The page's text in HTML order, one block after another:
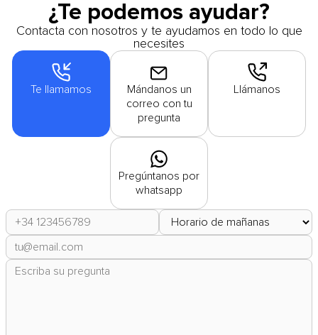
¿Te podemos ayudar?
Contacta con nosotros y te ayudamos en todo lo que
necesites
Te llamamos
Mándanos un
correo con tu
pregunta
Llámanos
Pregúntanos por
whatsapp